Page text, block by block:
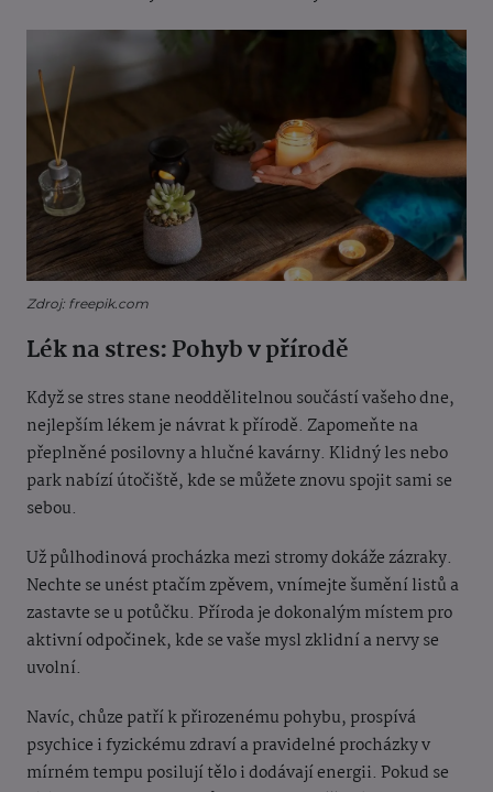
Zdroj: freepik.com
Lék na stres: Pohyb v přírodě
Když se stres stane neoddělitelnou součástí vašeho dne,
nejlepším lékem je návrat k přírodě. Zapomeňte na
přeplněné posilovny a hlučné kavárny. Klidný les nebo
park nabízí útočiště, kde se můžete znovu spojit sami se
sebou.
Už půlhodinová procházka mezi stromy dokáže zázraky.
Nechte se unést ptačím zpěvem, vnímejte šumění listů a
zastavte se u potůčku. Příroda je dokonalým místem pro
aktivní odpočinek, kde se vaše mysl zklidní a nervy se
uvolní.
Navíc, chůze patří k přirozenému pohybu, prospívá
psychice i fyzickému zdraví a pravidelné procházky v
mírném tempu posilují tělo i dodávají energii. Pokud se